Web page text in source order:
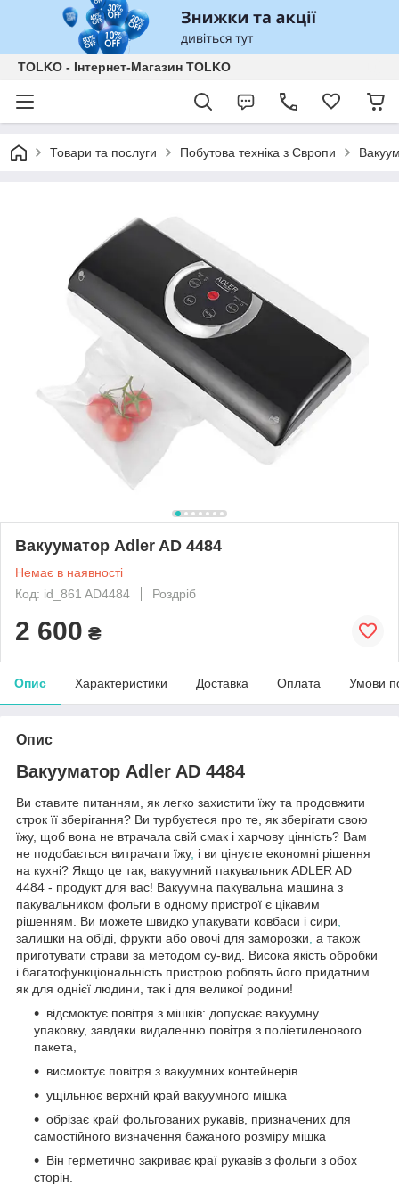
TOLKO - Інтернет-Магазин TOLKO
Товари та послуги Побутова техніка з Європи
Вакууматор Adler AD 4484
Немає в наявності
Код: id_861 AD4484
Роздріб
2 600 ₴
Опис Характеристики Доставка Оплата Умови
Опис
Вакууматор Adler AD 4484
Ви ставите питанням, як легко захистити їжу та продовжити
строк її зберігання? Ви турбуєтеся про те, як зберігати свою
їжу, щоб вона не втрачала свій смак і харчову цінність? Вам
не подобається витрачати їжу, і ви цінуєте економні рішення
на кухні? Якщо це так, вакуумний пакувальник ADLER AD
4484 - продукт для вас! Вакуумна пакувальна машина з
пакувальником фольги в одному пристрої є цікавим
рішенням. Ви можете швидко упакувати ковбаси і сири,
залишки на обіді, фрукти або овочі для заморозки, а також
приготувати страви за методом су-вид. Висока якість обробки
і багатофункціональність пристрою роблять його придатним
як для однієї людини, так і для великої родини!
відсмоктує повітря з мішків: допускає вакуумну
упаковку, завдяки видаленню повітря з поліетиленового
пакета,
висмоктує повітря з вакуумних контейнерів
ущільнює верхній край вакуумного мішка
обрізає край фольгованих рукавів, призначених для
самостійного визначення бажаного розміру мішка
Він герметично закриває краї рукавів з фольги з обох
сторін.